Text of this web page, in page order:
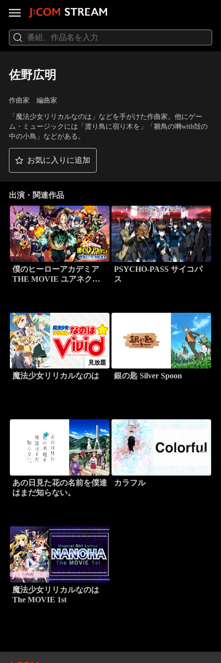
佐野広明
作曲家 編曲家
「魔法少女リリカルなのは」などを手がけた作曲家。他にゲー
ム・ミュージックには「渡り鳥に宿り木を」「雛鳥の囀with殻の
中の小鳥」などがある。
お気に入りに追加
出演・関連作品
僕のヒーローアカデミア
THE MOVIE ユアネクス
PSYCHO-PASS サイコパ
ス
見放題
魔法少女リリカルなのは 銀の匙 Silver Spoon
あの日見た花の名前を僕達
はまだ知らない。
カラフル
魔法少女リリカルなのは
The MOVIE 1st